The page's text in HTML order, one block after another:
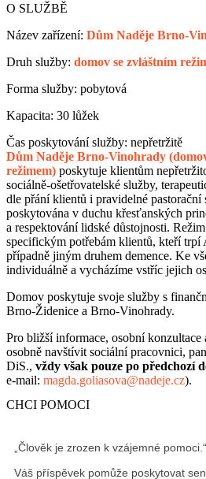
O SLUŽBĚ
Název zařízení: Dům Naděje Brno-
Druh služby: domov se zvláštním
Forma služby: pobytová
Kapacita: 30 lůžek
Čas poskytování služby: nepřetržitě
Dům Naděje Brno-Vinohrady
režimem) poskytuje klientům
sociálně-ošetřovatelské služby,
dle přání klientů i pravidelné pastorační
poskytována v duchu křesťanských
a respektování lidské důstojnosti.
specifickým potřebám klientů, kteří trpí
případně jiným druhem demence. Ke
individuálně a vycházíme vstříc jejich
Domov poskytuje svoje služby s
Brno-Židenice a Brno-Vinohrady.
Pro bližší informace, osobní konzultace
osobně navštívit sociální pracovnici,
DiS., vždy však pouze po předchozí
e-mail: magda.goliasova@nadeje.cz).
CHCI POMOCI